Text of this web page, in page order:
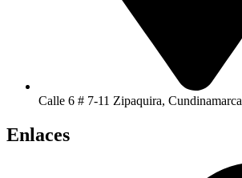
Calle 6 # 7-11 Zipaquira, Cundinamarca
Enlaces